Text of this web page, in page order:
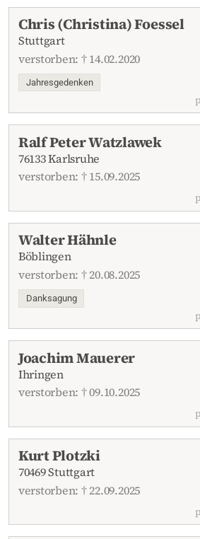
Chris (Christina) Foessel
Stuttgart
verstorben: † 14.02.2020
Jahresgedenken
Ralf Peter Watzlawek
76133 Karlsruhe
verstorben: † 15.09.2025
Walter Hähnle
Böblingen
verstorben: † 20.08.2025
Danksagung
Joachim Mauerer
Ihringen
verstorben: † 09.10.2025
Kurt Plotzki
70469 Stuttgart
verstorben: † 22.09.2025